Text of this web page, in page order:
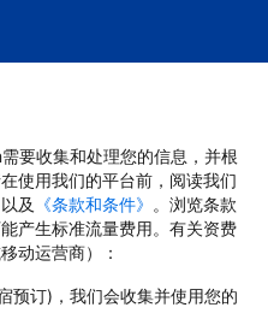
要收集和处理您的信息，并根
使用我们的平台前，阅读我们
及 《条款和条件》 。浏览条款
产生标准流量费用。有关资费
动运营商）：
预订)，我们会收集并使用您的